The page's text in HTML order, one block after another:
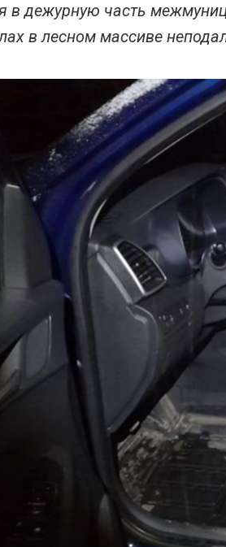
в дежурную часть
в лесном массиве